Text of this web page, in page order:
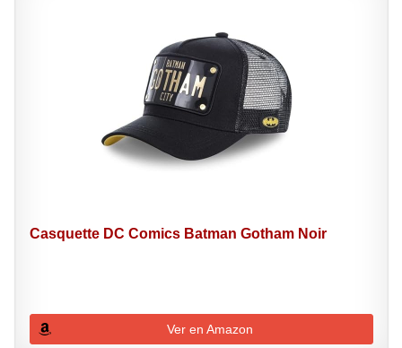
Casquette DC Comics Batman Gotham Noir
Ver en Amazon